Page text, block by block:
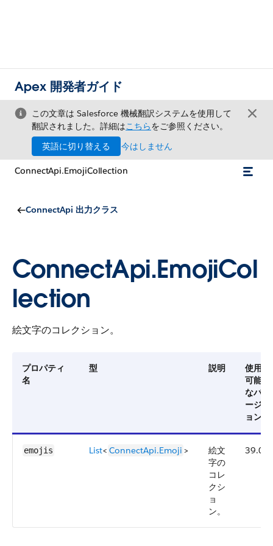
Apex 開発者ガイド
この文章は Salesforce 機械翻訳システムを使用して
翻訳されました。詳細はこちらをご参照ください。
英語に切り替える
今はしません
ConnectApi.EmojiCollection
ConnectApi 出力クラス
ConnectApi.EmojiCol
lection
絵文字のコレクション。
プロパティ
名
型 説明
使用
可能
なバ
ージ
ョン
emojis List< ConnectApi.Emoji >
絵文
字の
コレ
クシ
ョ
ン。
39.0